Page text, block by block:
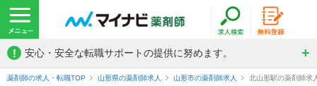
! 安心・安全な転職サポートの提供に努めます。
薬剤師の求人・転職TOP 山形県の薬剤師求人 山形市の薬剤師求人 北山形駅の薬剤師求